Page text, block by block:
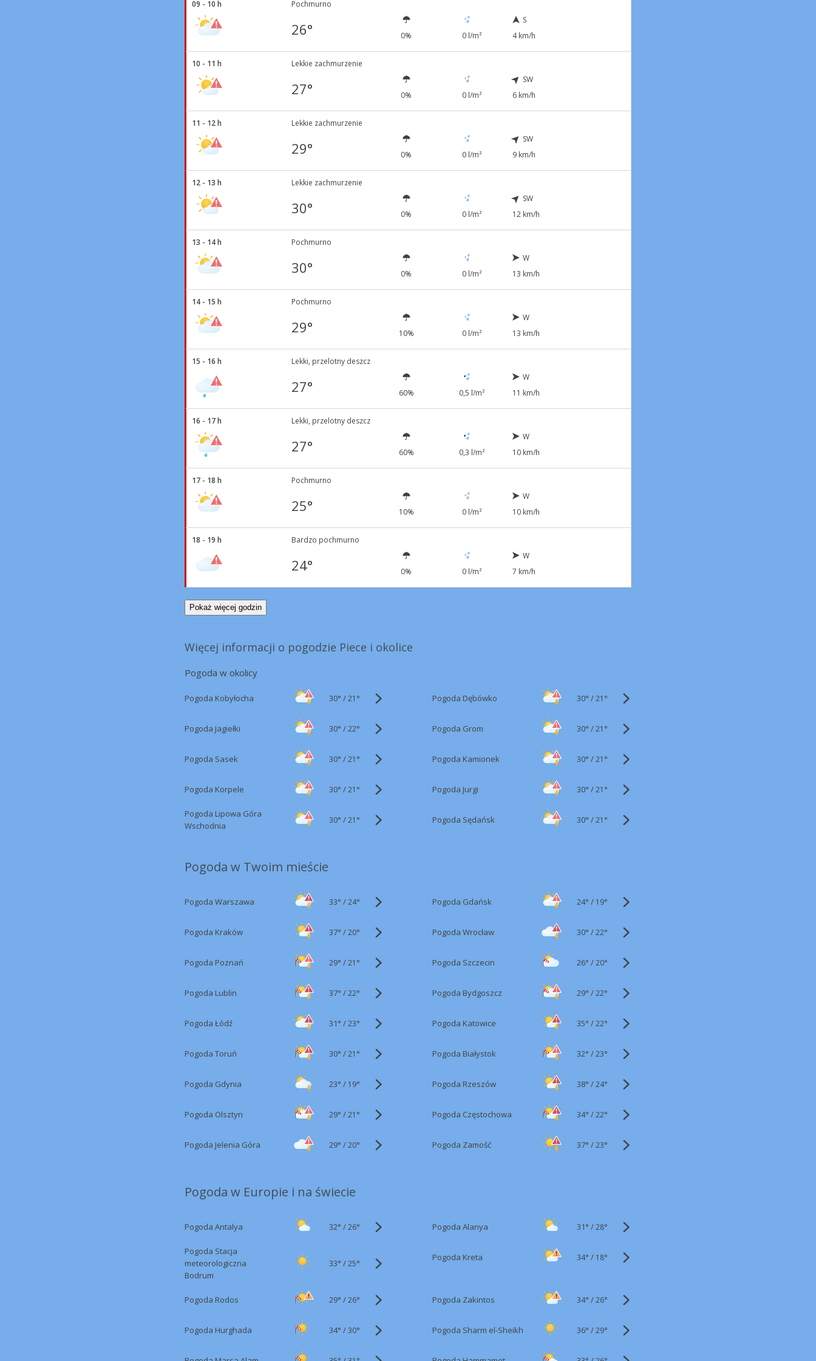
09 - 10 h Pochmurno
26° 0% 0 l/m²
S
4 km/h
10 - 11 h Lekkie zachmurzenie
27° 0% 0 l/m²
SW
6 km/h
11 - 12 h Lekkie zachmurzenie
29° 0% 0 l/m²
SW
9 km/h
12 - 13 h Lekkie zachmurzenie
30° 0% 0 l/m²
SW
12 km/h
13 - 14 h Pochmurno
30° 0% 0 l/m²
W
13 km/h
14 - 15 h Pochmurno
29° 10% 0 l/m²
W
13 km/h
15 - 16 h Lekki, przelotny deszcz
27° 60% 0,5 l/m²
W
11 km/h
16 - 17 h Lekki, przelotny deszcz
27° 60% 0,3 l/m²
W
10 km/h
17 - 18 h Pochmurno
25° 10% 0 l/m²
W
10 km/h
18 - 19 h Bardzo pochmurno
24° 0% 0 l/m²
W
7 km/h
Pokaż więcej godzin
Więcej informacji o pogodzie Piece i okolice
Pogoda w okolicy
Pogoda Kobyłocha 30° /21° Pogoda Dębówko 30° /21°
Pogoda Jagiełki 30° /22° Pogoda Grom 30° /21°
Pogoda Sasek 30° /21° Pogoda Kamionek 30° /21°
Pogoda Korpele 30° /21° Pogoda Jurgi 30° /21°
Pogoda Lipowa Góra
Wschodnia
30° /21° Pogoda Sędańsk 30° /21°
Pogoda w Twoim mieście
Pogoda Warszawa 33° /24° Pogoda Gdańsk 24° / 19°
Pogoda Kraków 37° /20° Pogoda Wrocław 30° /22°
Pogoda Poznań 29° /21° Pogoda Szczecin 26° /20°
Pogoda Lublin 37° /22° Pogoda Bydgoszcz 29° /22°
Pogoda Łódź 31° /23° Pogoda Katowice 35° /22°
Pogoda Toruń 30° /21° Pogoda Białystok 32° /23°
Pogoda Gdynia 23° / 19° Pogoda Rzeszów 38° /24°
Pogoda Olsztyn 29° /21° Pogoda Częstochowa 34° /22°
Pogoda Jelenia Góra 29° /20° Pogoda Zamość 37° /23°
Pogoda w Europie i na świecie
Pogoda Antalya 32° /26° Pogoda Alanya 31° /28°
Pogoda Stacja
meteorologiczna
Bodrum
33° /25°
Pogoda Kreta 34° / 18°
Pogoda Rodos 29° /26° Pogoda Zakintos 34° /26°
Pogoda Hurghada 34° /30° Pogoda Sharm el-Sheikh 36° /29°